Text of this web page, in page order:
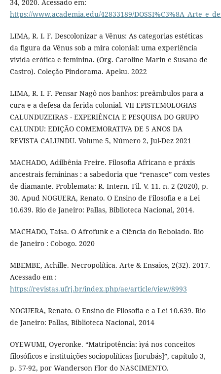
34, 2020. Acessado em:
https://www.academia.edu/42833189/
LIMA, R. I. F. Descolonizar a Vênus: As categorias estéticas
da figura da Vênus sob a mira colonial: uma experiência
vivida erótica e feminina. (Org. Caroline Marin e Susana de
Castro). Coleção Pindorama. Apeku. 2022
LIMA, R. I. F. Pensar Nagô nos banhos: preâmbulos para a
cura e a defesa da ferida colonial. VII EPISTEMOLOGIAS
CALUNDUZEIRAS - EXPERIÊNCIA E PESQUISA DO GRUPO
CALUNDU: EDIÇÃO COMEMORATIVA DE 5 ANOS DA
REVISTA CALUNDU. Volume 5, Número 2, Jul-Dez 2021
MACHADO, Adilbênia Freire. Filosofia Africana e práxis
ancestrais femininas : a sabedoria que “renasce” com vestes
de diamante. Problemata: R. Intern. Fil. V. 11. n. 2 (2020), p.
30. Apud NOGUERA, Renato. O Ensino de Filosofia e a Lei
10.639. Rio de Janeiro: Pallas, Biblioteca Nacional, 2014.
MACHADO, Taisa. O Afrofunk e a Ciência do Rebolado. Rio
de Janeiro : Cobogo. 2020
MBEMBE, Achille. Necropolítica. Arte & Ensaios, 2(32). 2017.
Acessado em :
https://revistas.ufrj.br/index.php/ae/article/view/8993
NOGUERA, Renato. O Ensino de Filosofia e a Lei 10.639. Rio
de Janeiro: Pallas, Biblioteca Nacional, 2014
OYEWUMI, Oyeronke. “Matripotência: ìyá nos conceitos
filosóficos e instituições sociopolíticas [iorubás]”, capítulo 3,
p. 57-92, por Wanderson Flor do NASCIMENTO.